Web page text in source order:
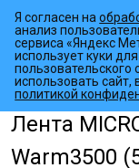
Главная страница •
Лента
Warm3500
Я согласен на
анализ
сервиса «Яндекс
использует куки
использовать сайт,
политикой